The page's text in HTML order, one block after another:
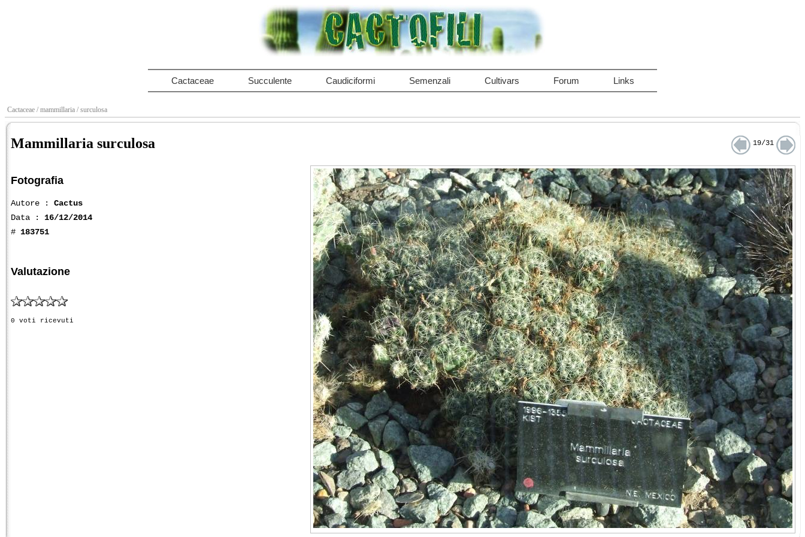
Cactaceae Succulente Caudiciformi Semenzali Cultivars Forum Links
Cactaceae / mammillaria / surculosa
Mammillaria surculosa 19/31
Fotografia
Autore : Cactus
Data : 16/12/2014
# 183751
Valutazione
0 voti ricevuti